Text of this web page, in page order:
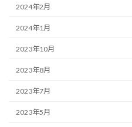
2024年2月
2024年1月
2023年10月
2023年8月
2023年7月
2023年5月